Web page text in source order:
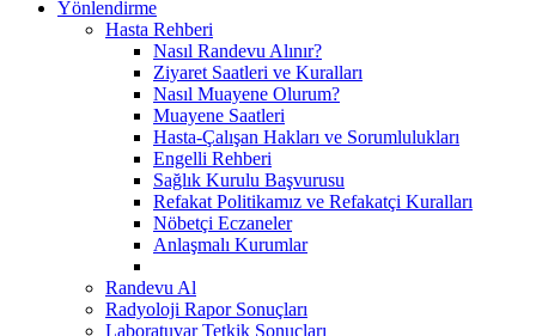
Yönlendirme
Hasta Rehberi
Nasıl Randevu Alınır?
Ziyaret Saatleri ve Kuralları
Nasıl Muayene Olurum?
Muayene Saatleri
Hasta-Çalışan Hakları ve Sorumlulukları
Engelli Rehberi
Sağlık Kurulu Başvurusu
Refakat Politikamız ve Refakatçi Kuralları
Nöbetçi Eczaneler
Anlaşmalı Kurumlar
Randevu Al
Radyoloji Rapor Sonuçları
Laboratuvar Tetkik Sonuçları